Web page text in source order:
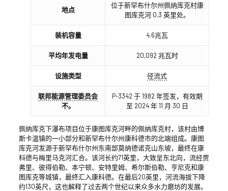
地点
位于新罕布什尔州佩纳库克村康
图库克河 0.3 英里处。
装机容量 4.6兆瓦
平均年发电量 20,092 兆瓦时
设施类型 径流式
联邦能源管理委员会
不。
P-3342 于 1982 年签发，有效期
至 2024 年 11 月 30 日
佩纳库克下瀑布项目位于康图库克河畔的佩纳库克村，该村由博
斯卡温镇的一小部分和新罕布什尔州康科德市的北端组成。康图
库克河发源于新罕布什尔州东南部莫纳德诺克山东坡，最终在康
科德与梅里马克河汇合。该河长约71英里，大致呈东北向，流经贾
弗里、彼得伯勒、本宁顿、安特里姆、希尔斯伯勒、亨尼克和康
图库克等城镇，最终汇入康科德。在最后20英里，河流海拔下降
约130英尺，这也解释了过去两个世纪以来众多水力磨坊的发展。